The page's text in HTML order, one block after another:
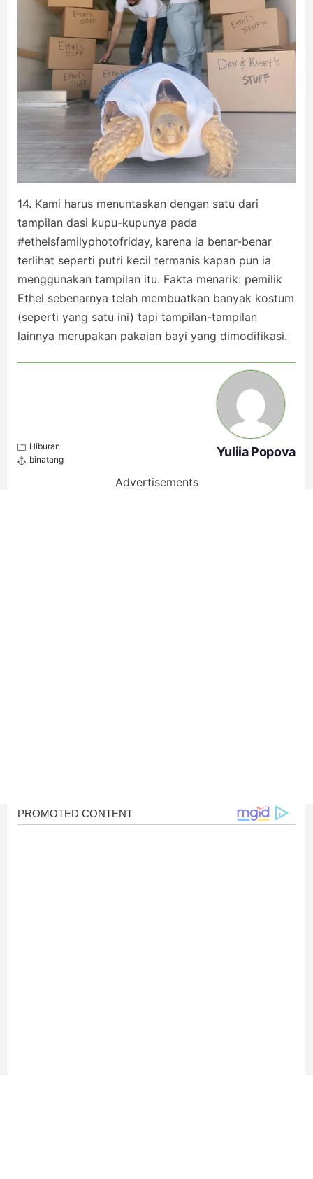
14. Kami harus menuntaskan dengan satu dari
tampilan dasi kupu-kupunya pada
#ethelsfamilyphotofriday, karena ia benar-benar
terlihat seperti putri kecil termanis kapan pun ia
menggunakan tampilan itu. Fakta menarik: pemilik
Ethel sebenarnya telah membuatkan banyak kostum
(seperti yang satu ini) tapi tampilan-tampilan
lainnya merupakan pakaian bayi yang dimodifikasi.
Hiburan
binatang
Yuliia Popova
Advertisements